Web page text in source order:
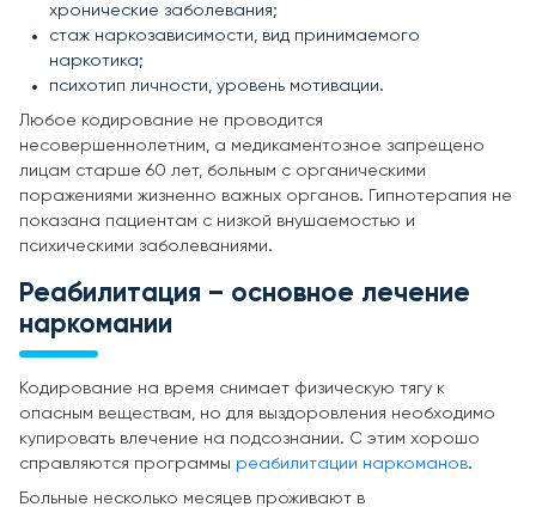
хронические заболевания;
стаж наркозависимости, вид принимаемого
наркотика;
психотип личности, уровень мотивации.
Любое кодирование не проводится
несовершеннолетним, а медикаментозное запрещено
лицам старше 60 лет, больным с органическими
поражениями жизненно важных органов. Гипнотерапия не
показана пациентам с низкой внушаемостью и
психическими заболеваниями.
Реабилитация – основное лечение
наркомании
Кодирование на время снимает физическую тягу к
опасным веществам, но для выздоровления необходимо
купировать влечение на подсознании. С этим хорошо
справляются программы реабилитации наркоманов.
Больные несколько месяцев проживают в